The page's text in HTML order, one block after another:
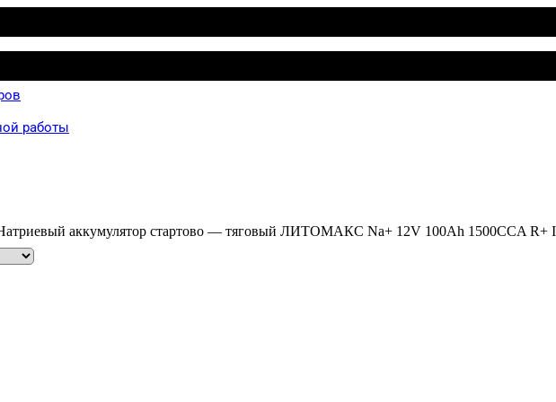
работы
аккумулятор стартово — тяговый ЛИТОМАКС Na+ 12V 100Ah 1500CCA R+